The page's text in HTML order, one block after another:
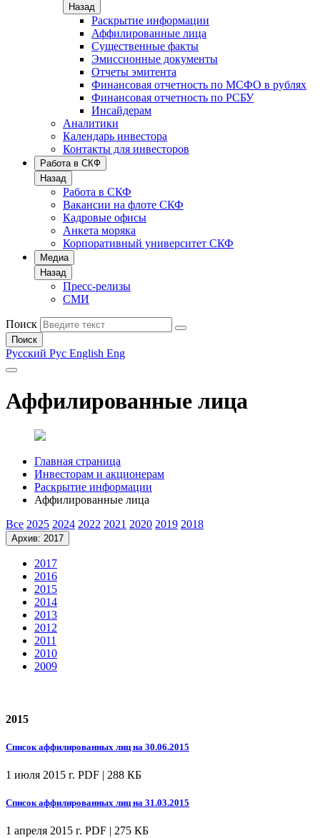
Назад
Раскрытие информации
Аффилированные лица
Существенные факты
Эмиссионные документы
Отчеты эмитента
Финансовая отчетность по МСФО в рублях
Финансовая отчетность по РСБУ
Инсайдерам
Аналитики
Календарь инвестора
Контакты для инвесторов
Работа в СКФ
Назад
Работа в СКФ
Вакансии на флоте СКФ
Кадровые офисы
Анкета моряка
Корпоративный университет СКФ
Медиа
Назад
Пресс-релизы
СМИ
Поиск
Поиск
Русский Рус English Eng
Аффилированные лица
Главная страница
Инвесторам и акционерам
Раскрытие информации
Аффилированные лица
Все 2025 2024 2022 2021 2020 2019 2018
Архив: 2017
2017
2016
2015
2014
2013
2012
2011
2010
2009
2015
Список аффилированных лиц на 30.06.2015
1 июля 2015 г. PDF | 288 КБ
Список аффилированных лиц на 31.03.2015
1 апреля 2015 г. PDF | 275 КБ